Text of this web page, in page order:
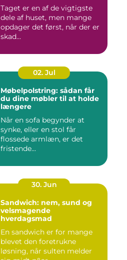
Taget er en af de vigtigste
dele af huset, men mange
opdager det først, når der er
skad...
02. Jul
Møbelpolstring: sådan får
du dine møbler til at holde
længere
Når en sofa begynder at
synke, eller en stol får
flossede armlæn, er det
fristende...
30. Jun
Sandwich: nem, sund og
velsmagende
hverdagsmad
En sandwich er for mange
blevet den foretrukne
løsning, når sulten melder